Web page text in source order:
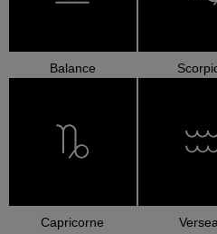
Balance
Capricorne